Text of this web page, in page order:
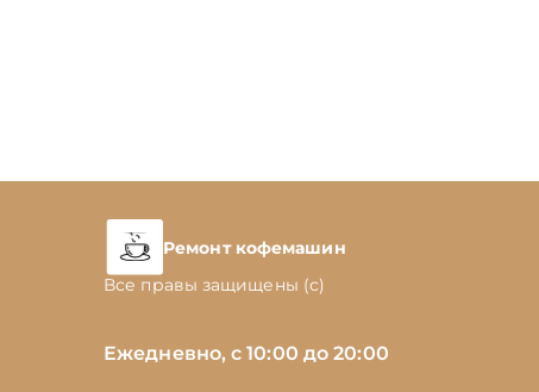
Ремонт кофемашин
Все правы защищены (с)
Ежедневно, с 10:00 до 20:00